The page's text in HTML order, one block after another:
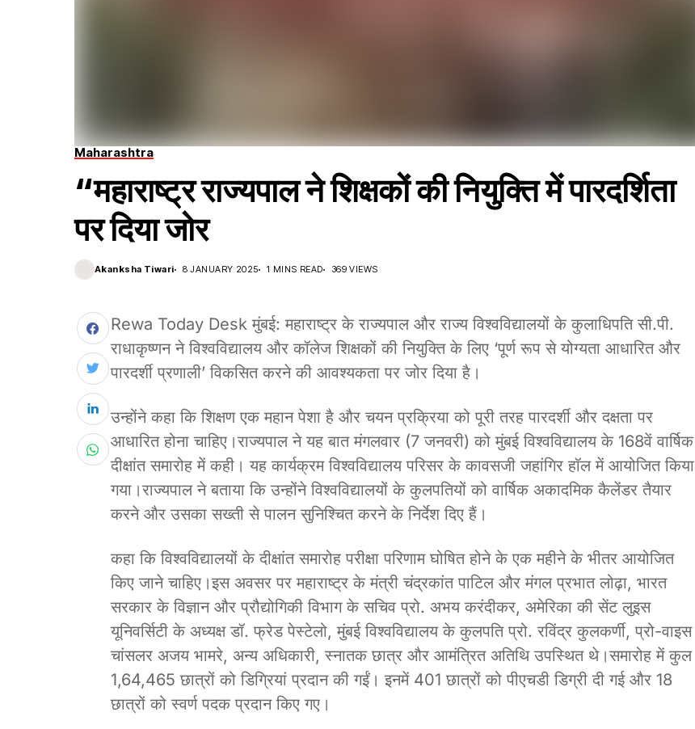
Maharashtra
“महाराष्ट्र राज्यपाल ने शिक्षकों की नियुक्ति में पारदर्शिता
पर दिया जोर
Akanksha Tiwari 8 JANUARY 2025 1 MINS READ 369 VIEWS
Rewa Today Desk मुंबई: महाराष्ट्र के राज्यपाल और राज्य विश्वविद्यालयों के कुलाधिपति सी.पी.
राधाकृष्णन ने विश्वविद्यालय और कॉलेज शिक्षकों की नियुक्ति के लिए ‘पूर्ण रूप से योग्यता आधारित और
पारदर्शी प्रणाली’ विकसित करने की आवश्यकता पर जोर दिया है।
उन्होंने कहा कि शिक्षण एक महान पेशा है और चयन प्रक्रिया को पूरी तरह पारदर्शी और दक्षता पर
आधारित होना चाहिए।राज्यपाल ने यह बात मंगलवार (7 जनवरी) को मुंबई विश्वविद्यालय के 168वें वार्षिक
दीक्षांत समारोह में कही। यह कार्यक्रम विश्वविद्यालय परिसर के कावसजी जहांगिर हॉल में आयोजित किया
गया।राज्यपाल ने बताया कि उन्होंने विश्वविद्यालयों के कुलपतियों को वार्षिक अकादमिक कैलेंडर तैयार
करने और उसका सख्ती से पालन सुनिश्चित करने के निर्देश दिए हैं।
कहा कि विश्वविद्यालयों के दीक्षांत समारोह परीक्षा परिणाम घोषित होने के एक महीने के भीतर आयोजित
किए जाने चाहिए।इस अवसर पर महाराष्ट्र के मंत्री चंद्रकांत पाटिल और मंगल प्रभात लोढ़ा, भारत
सरकार के विज्ञान और प्रौद्योगिकी विभाग के सचिव प्रो. अभय करंदीकर, अमेरिका की सेंट लुइस
यूनिवर्सिटी के अध्यक्ष डॉ. फ्रेड पेस्टेलो, मुंबई विश्वविद्यालय के कुलपति प्रो. रविंद्र कुलकर्णी, प्रो-वाइस
चांसलर अजय भामरे, अन्य अधिकारी, स्नातक छात्र और आमंत्रित अतिथि उपस्थित थे।समारोह में कुल
1,64,465 छात्रों को डिग्रियां प्रदान की गईं। इनमें 401 छात्रों को पीएचडी डिग्री दी गई और 18
छात्रों को स्वर्ण पदक प्रदान किए गए।